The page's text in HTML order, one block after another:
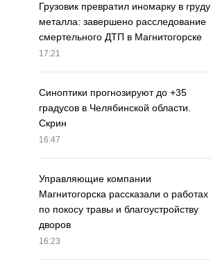
Грузовик превратил иномарку в груду
металла: завершено расследование
смертельного ДТП в Магнитогорске
17:21
Синоптики прогнозируют до +35
градусов в Челябинской области.
Скрин
16:47
Управляющие компании
Магнитогорска рассказали о работах
по покосу травы и благоустройству
дворов
16:23